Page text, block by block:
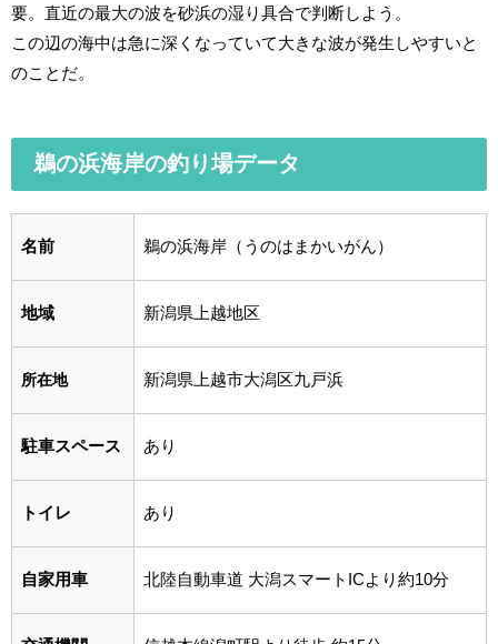
要。直近の最大の波を砂浜の湿り具合で判断しよう。
この辺の海中は急に深くなっていて大きな波が発生しやすいと
のことだ。
鵜の浜海岸の釣り場データ
名前 鵜の浜海岸（うのはまかいがん）
地域 新潟県上越地区
所在地 新潟県上越市大潟区九戸浜
駐車スペース あり
トイレ あり
自家用車 北陸自動車道 大潟スマートICより約10分